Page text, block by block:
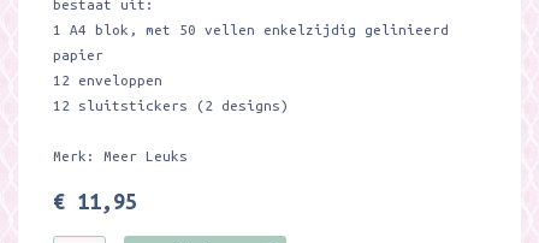
bestaat uit:
1 A4 blok, met 50 vellen enkelzijdig gelinieerd
papier
12 enveloppen
12 sluitstickers (2 designs)
Merk: Meer Leuks
€ 11,95